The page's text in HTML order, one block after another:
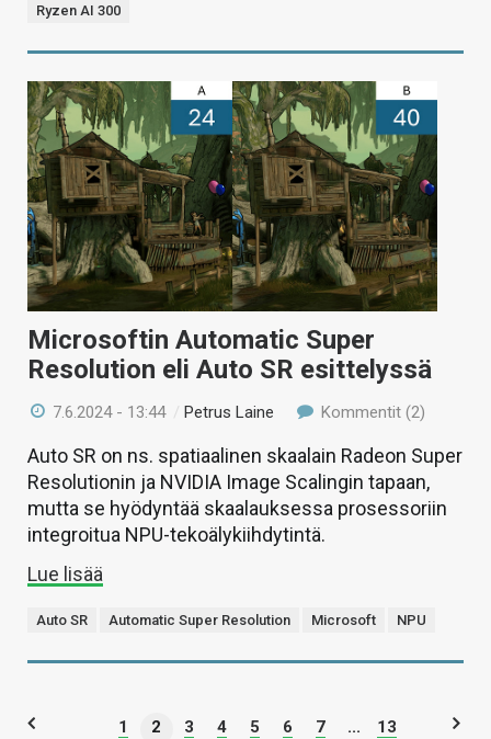
Ryzen AI 300
Microsoftin Automatic Super
Resolution eli Auto SR esittelyssä
7.6.2024 - 13:44 /Petrus Laine Kommentit (2)
Auto SR on ns. spatiaalinen skaalain Radeon Super
Resolutionin ja NVIDIA Image Scalingin tapaan,
mutta se hyödyntää skaalauksessa prosessoriin
integroitua NPU-tekoälykiihdytintä.
Lue lisää
Auto SR Automatic Super Resolution Microsoft NPU
1 2 3 4 5 6 7 ... 13